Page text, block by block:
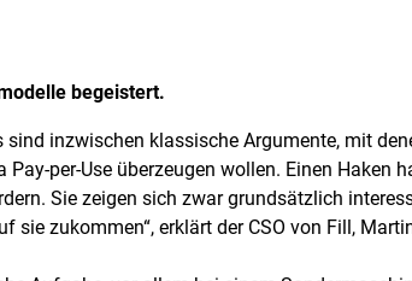
begeistert.
inzwischen klassische Argumente, mit
per-Use überzeugen wollen. Einen Haken
Sie zeigen sich zwar grundsätzlich
zukommen“, erklärt der CSO von Fill,